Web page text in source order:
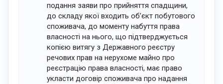
подання заяви про прийняття спадщини,
до складу якої входить об’єкт побутового
споживача, до моменту набуття права
власності на нього, що підтверджується
копією витягу з Державного реєстру
речових прав на нерухоме майно про
реєстрацію права власності, має право
укласти договір споживача про надання